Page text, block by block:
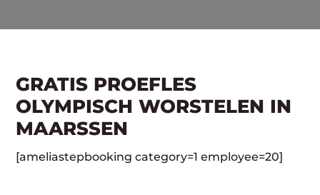
GRATIS PROEFLES
OLYMPISCH WORSTELEN IN
MAARSSEN
[ameliastepbooking category=1 employee=20]